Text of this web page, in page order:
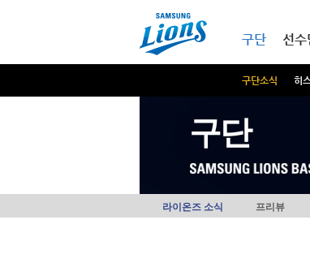
구단
구단소식 히
선수
구단
라이온즈 소식 프리뷰